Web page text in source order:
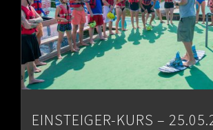
EINSTEIGER-KURS –